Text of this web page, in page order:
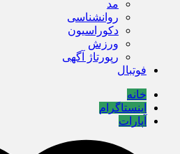
مد
روانشناسی
دکوراسیون
ورزش
رپورتاژ آگهی
فوتبال
خانه
اینستاگرام
آپارات